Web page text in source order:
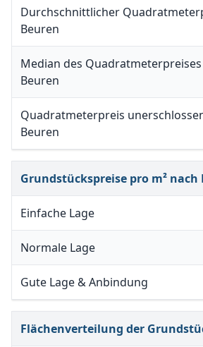
Durchschnittlicher
Beuren
Median des Quadratmeterpreises
Beuren
Quadratmeterpreis
Beuren
Grundstückspreise pro m² nach
Einfache Lage
Normale Lage
Gute Lage & Anbindung
Flächenverteilung der